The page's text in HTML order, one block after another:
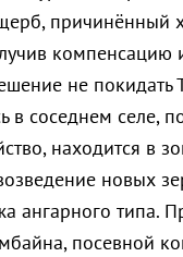
причинённый
компенсацию
не покидать
в соседнем селе,
находится в
новых
ангарного типа.
посевной